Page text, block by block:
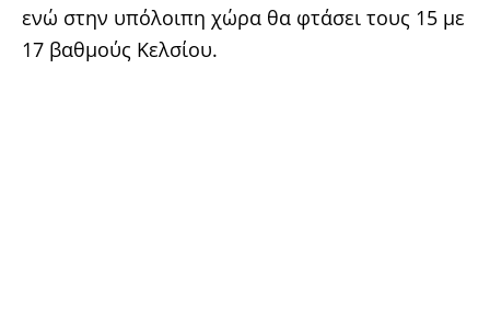
ενώ στην υπόλοιπη χώρα θα φτάσει τους 15 με
17 βαθμούς Κελσίου.